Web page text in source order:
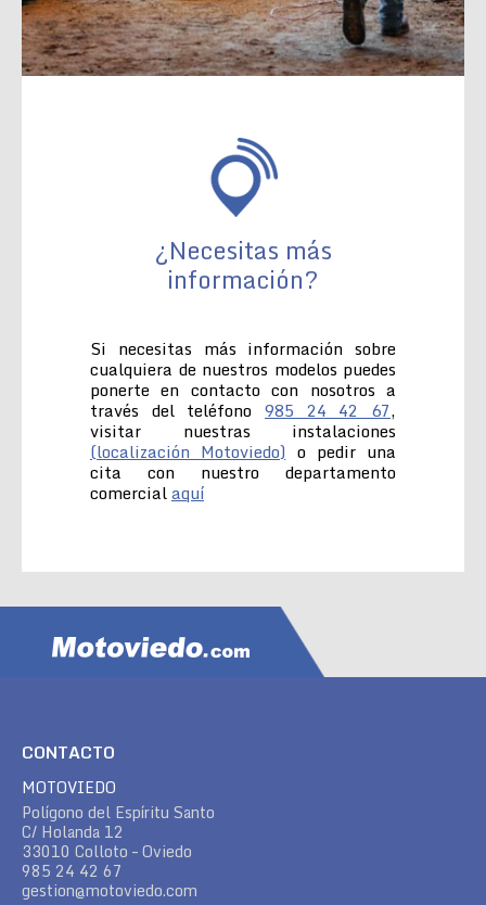
¿Necesitas más
información?
Si necesitas más información sobre
cualquiera de nuestros modelos puedes
ponerte en contacto con nosotros a
través del teléfono 985 24 42 67,
visitar nuestras instalaciones
(localización Motoviedo) o pedir una
cita con nuestro departamento
comercialaquí
CONTACTO
MOTOVIEDO
Polígono del Espíritu Santo
C/ Holanda 12
33010 Colloto – Oviedo
985 24 42 67
gestion@motoviedo.com